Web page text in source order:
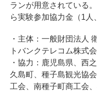
ランが用意されている
ら実験参加協力金（1人
・主体：一般財団法人
トバンクテレコム株式
・協力：鹿児島県、西
久島町、種子島観光協
工会、南種子町商工会